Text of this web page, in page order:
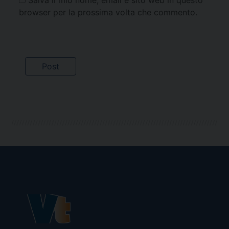
browser per la prossima volta che commento.